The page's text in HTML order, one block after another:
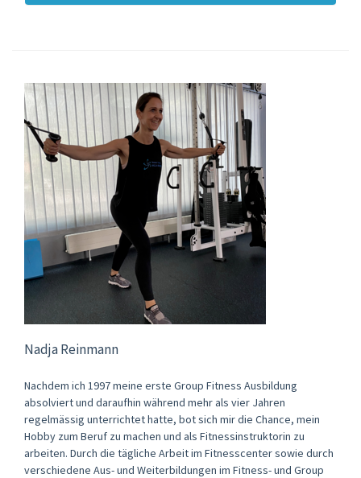
Nadja Reinmann
Nachdem ich 1997 meine erste Group Fitness Ausbildung
absolviert und daraufhin während mehr als vier Jahren
regelmässig unterrichtet hatte, bot sich mir die Chance, mein
Hobby zum Beruf zu machen und als Fitnessinstruktorin zu
arbeiten. Durch die tägliche Arbeit im Fitnesscenter sowie durch
verschiedene Aus- und Weiterbildungen im Fitness- und Group